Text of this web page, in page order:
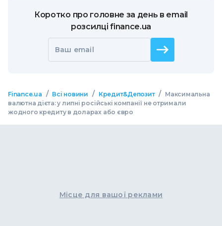
Коротко про головне за день в email
розсилці finance.ua
Ваш email
Finance.ua / Всі новини / Кредит&Депозит / Максимальна
валютна дієта: у липні російські компанії не отримали
жодного кредиту в доларах або євро
Місце для вашої реклами